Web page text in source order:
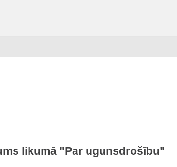
likumā "Par ugunsdrošību"